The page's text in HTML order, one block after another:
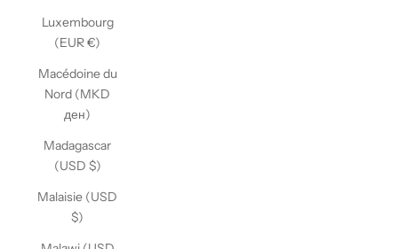
Luxembourg
(EUR €)
Macédoine du
Nord (MKD
ден)
Madagascar
(USD $)
Malaisie (USD
$)